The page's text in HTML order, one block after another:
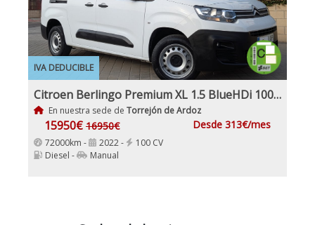
IVA DEDUCIBLE
Citroen Berlingo Premium XL 1.5 BlueHDi 100Cv Etiqueta C IVA Garantía Incl Nacional
En nuestra sede de Torrejón de Ardoz
15950€ 16950€ Desde 313€/mes
72000km - 2022 -
100 CV
Diesel -
Manual